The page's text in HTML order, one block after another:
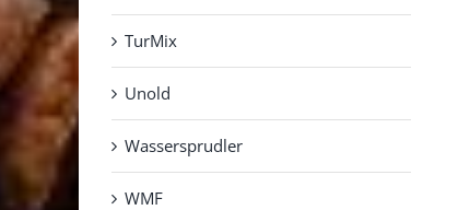
TurMix
Unold
Wassersprudler
WMF